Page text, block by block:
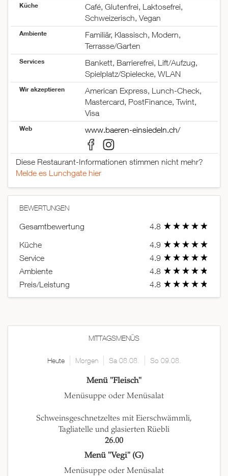
Küche
Café, Glutenfrei, Laktosefrei,
Schweizerisch, Vegan
Ambiente
Familiär, Klassisch, Modern,
Terrasse/Garten
Services
Bankett, Barrierefrei, Lift/Aufzug,
Spielplatz/Spielecke, WLAN
Wir akzeptieren
American Express, Lunch-Check,
Mastercard, PostFinance, Twint,
Visa
Web www.baeren-einsiedeln.ch/
Diese Restaurant-Informationen stimmen nicht mehr?
Melde es Lunchgate hier
BEWERTUNGEN
Gesamtbewertung
4.8
Küche
4.9
Service
4.9
Ambiente
4.8
Preis/Leistung
4.8
MITTAGSMENÜS
Heute Morgen Sa 08.08. So 09.08.
Menü "Fleisch"
Menüsuppe oder Menüsalat
Schweinsgeschnetzeltes mit Eierschwämmli,
Tagliatelle und glasierten Rüebli
26.00
Menü "Vegi" (G)
Menüsuppe oder Menüsalat